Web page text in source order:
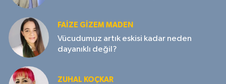
FAIZE GIZEM MADEN
Vücudumuz artık eskisi kadar neden
dayanıklı değil?
ZUHAL KOÇKAR